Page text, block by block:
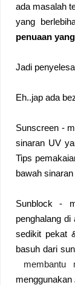
ada masalah
yang
penuaan
Jadi
Eh..jap ada
Sunscreen -
sinaran UV
Tips
bawah
Sunblock -
penghalang
sedikit pekat
basuh dari
membantu
menggunakan